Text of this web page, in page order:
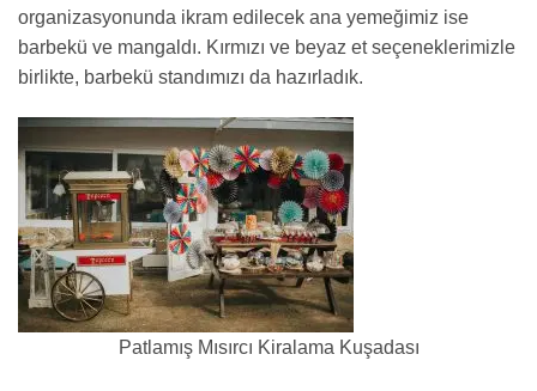
organizasyonunda ikram edilecek ana yemeğimiz ise
barbekü ve mangaldı. Kırmızı ve beyaz et seçeneklerimizle
birlikte, barbekü standımızı da hazırladık.
Patlamış Mısırcı Kiralama Kuşadası